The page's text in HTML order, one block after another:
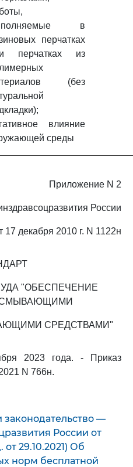
в
перчатках
перчатках из
(без
влияние
среды
Приложение N 2
России
17 декабря 2010 г. N 1122н
"ОБЕСПЕЧЕНИЕ
СМЫВАЮЩИМИ
СРЕДСТВАМИ"
2023 года. - Приказ
N 766н.
законодательство —
России от
от 29.10.2021) Об
норм бесплатной